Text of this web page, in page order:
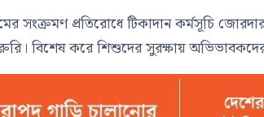
সংক্রমণ প্রতিরোধে টিকাদান কর্মসূচি
বিশেষ করে শিশুদের সুরক্ষায়